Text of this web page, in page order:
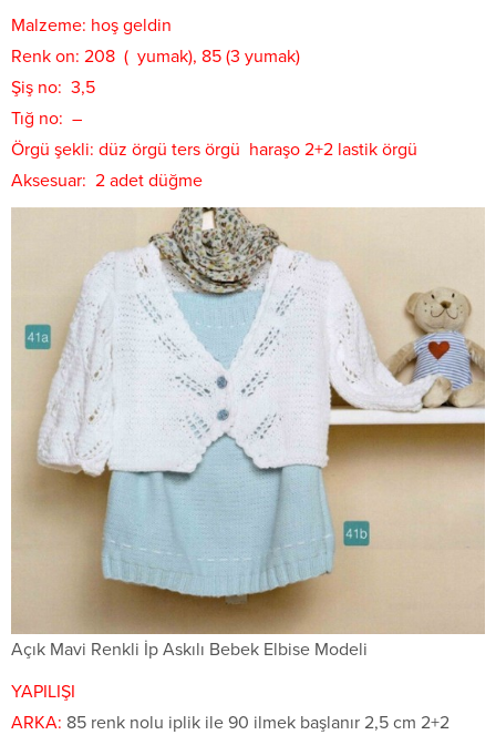
Malzeme: hoş geldin
Renk on: 208 ( yumak), 85 (3 yumak)
Şiş no: 3,5
Tığ no: –
Örgü şekli: düz örgü ters örgü haraşo 2+2 lastik örgü
Aksesuar: 2 adet düğme
Açık Mavi Renkli İp Askılı Bebek Elbise Modeli
YAPILIŞI
ARKA: 85 renk nolu iplik ile 90 ilmek başlanır 2,5 cm 2+2